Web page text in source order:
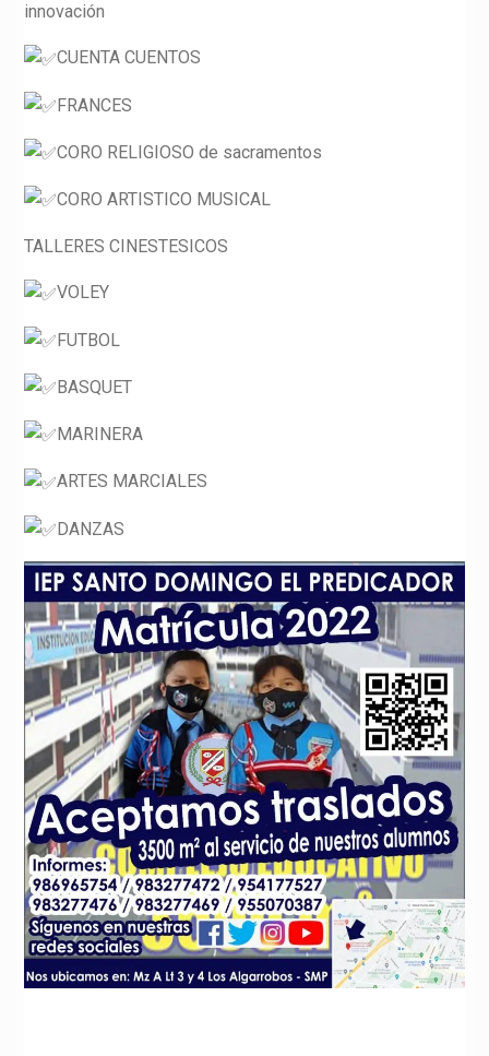
innovación
CUENTA CUENTOS
FRANCES
CORO RELIGIOSO de sacramentos
CORO ARTISTICO MUSICAL
TALLERES CINESTESICOS
VOLEY
FUTBOL
BASQUET
MARINERA
ARTES MARCIALES
DANZAS